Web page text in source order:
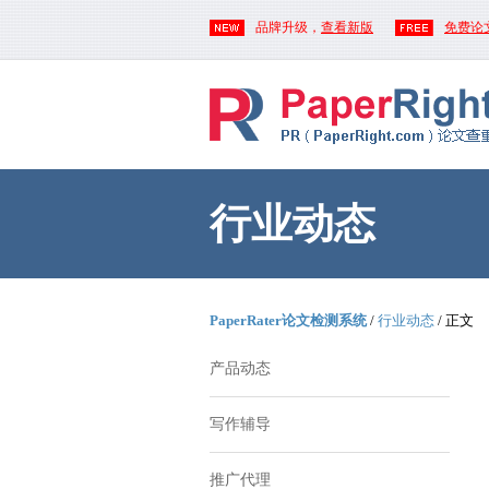
品牌升级， 查看新版 免费论
行业动态
PaperRater论文检测系统/ 行业动态 / 正文
产品动态
写作辅导
推广代理